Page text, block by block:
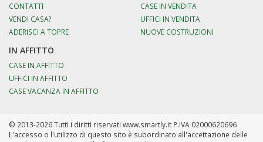
CONTATTI
VENDI CASA?
ADERISCI A TOPRE
CASE IN VENDITA
UFFICI IN VENDITA
NUOVE COSTRUZIONI
IN AFFITTO
CASE IN AFFITTO
UFFICI IN AFFITTO
CASE VACANZA IN AFFITTO
© 2013-2026 Tutti i diritti riservati www.smartly.it P.IVA 02000620696
L'accesso o l'utilizzo di questo sito è subordinato all'accettazione delle